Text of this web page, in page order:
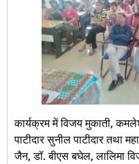
कार्यक्रम में विजय मुकाती,
पाटीदार सुनील पाटीदार तथा
जैन, डॉ. बीएस बघेल, लालिमा